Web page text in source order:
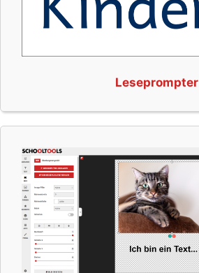
Leseprompter